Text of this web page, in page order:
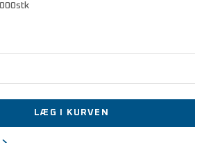
LÆG I KURVEN